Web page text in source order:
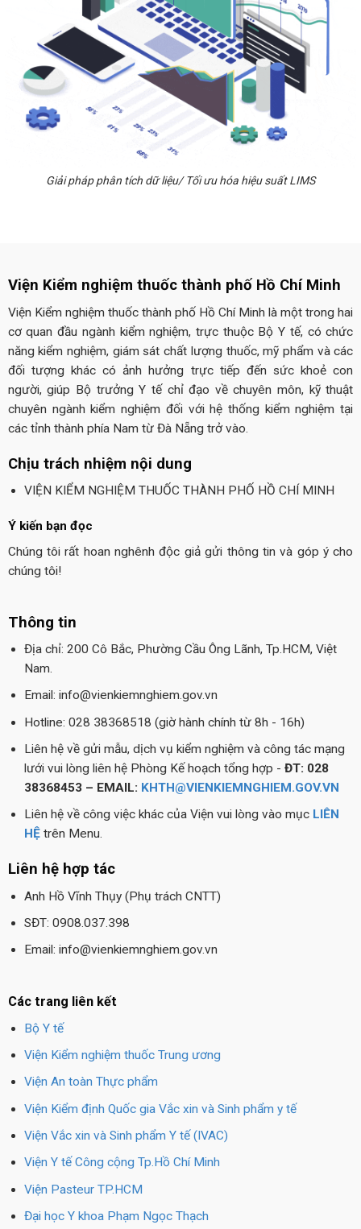
Giải pháp phân tích dữ liệu/ Tối ưu hóa hiệu suất LIMS
Viện Kiểm nghiệm thuốc thành phố Hồ Chí Minh
Viện Kiểm nghiệm thuốc thành phố Hồ Chí Minh là một trong hai
cơ quan đầu ngành kiểm nghiệm, trực thuộc Bộ Y tế, có chức
năng kiểm nghiệm, giám sát chất lượng thuốc, mỹ phẩm và các
đối tượng khác có ảnh hưởng trực tiếp đến sức khoẻ con
người, giúp Bộ trưởng Y tế chỉ đạo về chuyên môn, kỹ thuật
chuyên ngành kiểm nghiệm đối với hệ thống kiểm nghiệm tại
các tỉnh thành phía Nam từ Đà Nẵng trở vào.
Chịu trách nhiệm nội dung
VIỆN KIỂM NGHIỆM THUỐC THÀNH PHỐ HỒ CHÍ MINH
Ý kiến bạn đọc
Chúng tôi rất hoan nghênh độc giả gửi thông tin và góp ý cho
chúng tôi!
Thông tin
Địa chỉ: 200 Cô Bắc, Phường Cầu Ông Lãnh, Tp.HCM, Việt
Nam.
Email: info@vienkiemnghiem.gov.vn
Hotline: 028 38368518 (giờ hành chính từ 8h - 16h)
Liên hệ về gửi mẫu, dịch vụ kiểm nghiệm và công tác mạng
lưới vui lòng liên hệ Phòng Kế hoạch tổng hợp - ĐT: 028
38368453 – EMAIL: KHTH@VIENKIEMNGHIEM.GOV.VN
Liên hệ về công việc khác của Viện vui lòng vào mục LIÊN
HỆtrên Menu.
Liên hệ hợp tác
Anh Hồ Vĩnh Thụy (Phụ trách CNTT)
SĐT: 0908.037.398
Email: info@vienkiemnghiem.gov.vn
Các trang liên kết
Bộ Y tế
Viện Kiểm nghiệm thuốc Trung ương
Viện An toàn Thực phẩm
Viện Kiểm định Quốc gia Vắc xin và Sinh phẩm y tế
Viện Vắc xin và Sinh phẩm Y tế (IVAC)
Viện Y tế Công cộng Tp.Hồ Chí Minh
Viện Pasteur TP.HCM
Đại học Y khoa Phạm Ngọc Thạch